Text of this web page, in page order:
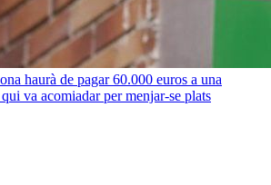
haurà de pagar 60.000 euros a una
va acomiadar per menjar-se plats